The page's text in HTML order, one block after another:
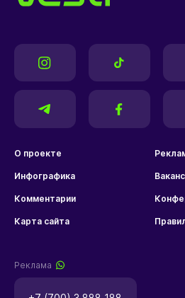
О проекте
Инфографика
Комментарии
Карта сайта
Реклама